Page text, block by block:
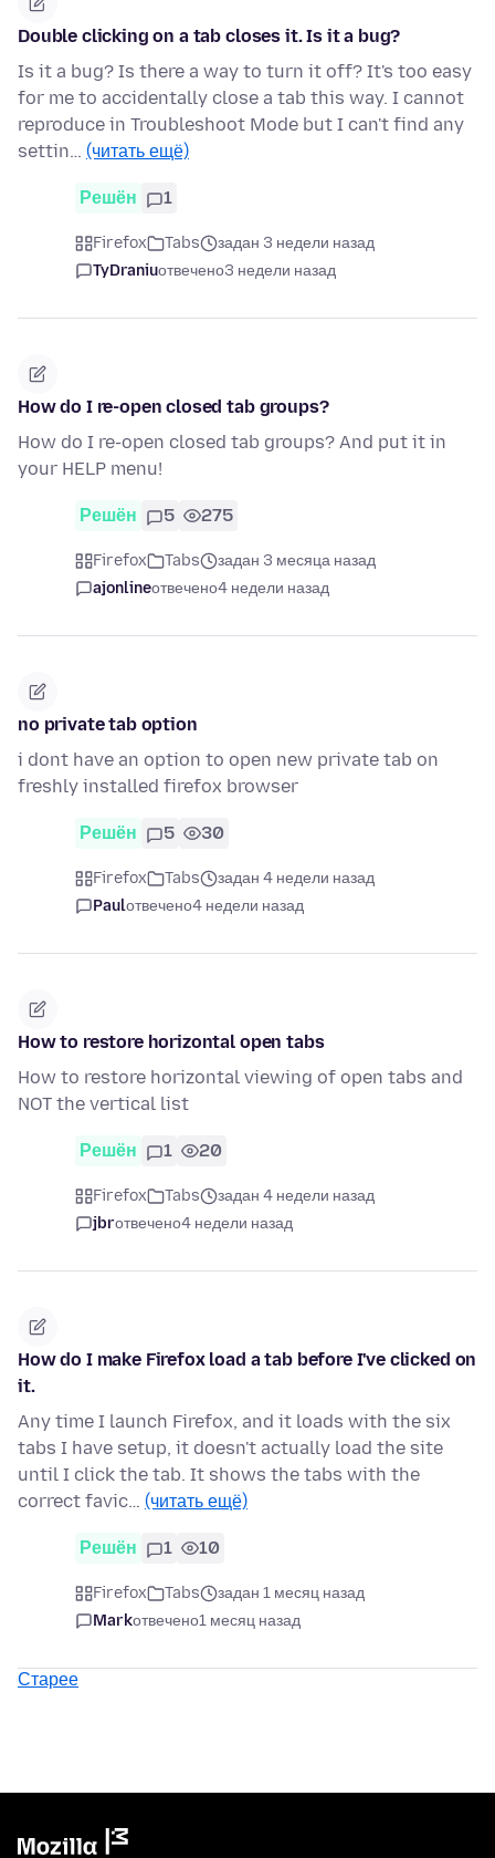
Double clicking on a tab closes it. Is it a bug?
Is it a bug? Is there a way to turn it off? It's too easy
for me to accidentally close a tab this way. I cannot
reproduce in Troubleshoot Mode but I can't find any
settin… (читать ещё)
Решён 1
Firefox Tabs
задан 3 недели назад
TyDraniuотвечено3 недели назад
How do I re-open closed tab groups?
How do I re-open closed tab groups? And put it in
your HELP menu!
Решён 5 275
Firefox Tabs
задан 3 месяца назад
ajonlineотвечено4 недели назад
no private tab option
i dont have an option to open new private tab on
freshly installed firefox browser
Решён 5 30
Firefox Tabs
задан 4 недели назад
Paulотвечено4 недели назад
How to restore horizontal open tabs
How to restore horizontal viewing of open tabs and
NOT the vertical list
Решён 1 20
Firefox Tabs
задан 4 недели назад
jbrотвечено4 недели назад
How do I make Firefox load a tab before I've clicked on
it.
Any time I launch Firefox, and it loads with the six
tabs I have setup, it doesn't actually load the site
until I click the tab. It shows the tabs with the
correct favic… (читать ещё)
Решён 1 10
Firefox Tabs
задан 1 месяц назад
Markотвечено1 месяц назад
Старее